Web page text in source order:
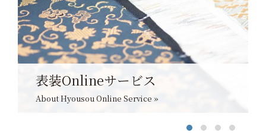
表装Onlineサービス
About Hyousou Online Service »